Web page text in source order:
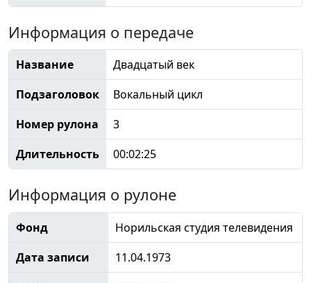
Информация о передаче
Название
Двадцатый век
Подзаголовок
Вокальный цикл
Номер рулона
3
Длительность
00:02:25
Информация о рулоне
Фонд
Норильская студия телевидения
Дата записи
11.04.1973